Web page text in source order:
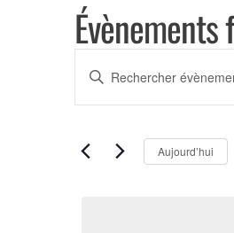
Recherche
et
navigation
de
Saisir
Rechercher
Évènements
Aujourd’hui